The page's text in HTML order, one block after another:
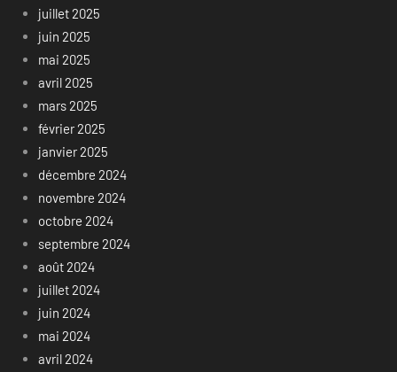
juillet 2025
juin 2025
mai 2025
avril 2025
mars 2025
février 2025
janvier 2025
décembre 2024
novembre 2024
octobre 2024
septembre 2024
août 2024
juillet 2024
juin 2024
mai 2024
avril 2024